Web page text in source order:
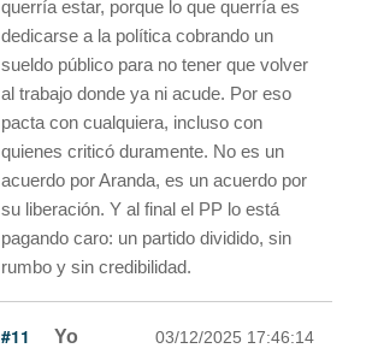
querría estar, porque lo que querría es
dedicarse a la política cobrando un
sueldo público para no tener que volver
al trabajo donde ya ni acude. Por eso
pacta con cualquiera, incluso con
quienes criticó duramente. No es un
acuerdo por Aranda, es un acuerdo por
su liberación. Y al final el PP lo está
pagando caro: un partido dividido, sin
rumbo y sin credibilidad.
#11 Yo 03/12/2025 17:46:14